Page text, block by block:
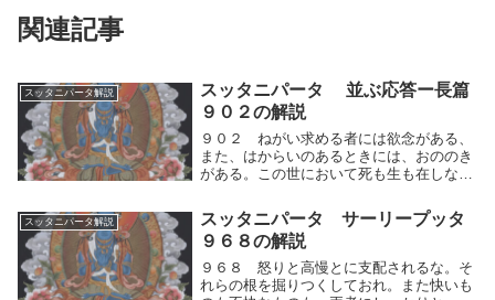
関連記事
スッタニパータ解説
スッタニパータ 並ぶ応答ー長篇
９０２の解説
９０２ ねがい求める者には欲念がある、
また、はからいのあるときには、おののき
がある。この世において死も生も在しない
欲しよう。ねがい求める者には両極端の欲
念がある、また、何かを失いたくなく、は
からいのある...
スッタニパータ解説
スッタニパータ サーリープッタ
９６８の解説
９６８ 怒りと高慢とに支配されるな。そ
れらの根を掘りつくしておれ。また快いも